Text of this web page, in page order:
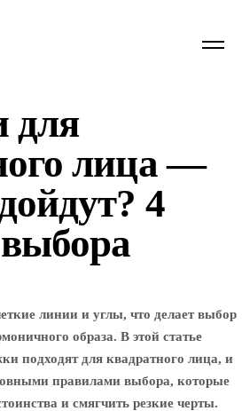
для
лица —
4
линии и углы, что делает выбор
образа. В этой статье
подходят для квадратного лица, и
правилами выбора, которые
и смягчить резкие черты.